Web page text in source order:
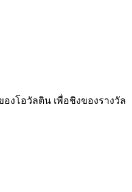
งโอวัลติน เพื่อชิงของรางวัล